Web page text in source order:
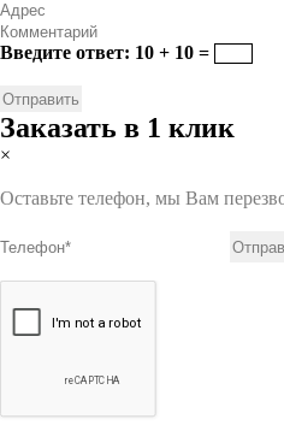
Введите ответ: 10 + 10 =
Заказать в 1 клик
×
Оставьте телефон, мы Вам